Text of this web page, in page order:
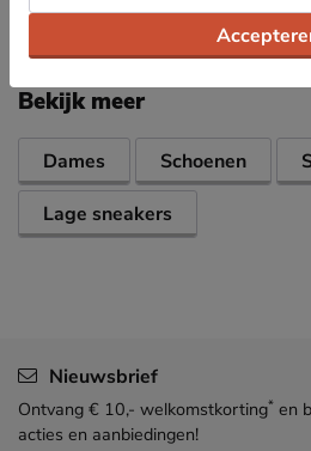
Over Scotch & Soda
Bekijk meer
Dames Schoenen
Lage sneakers
Nieuwsbrief
Ontvang € 10,- welkomstkorting* en
acties en aanbiedingen!